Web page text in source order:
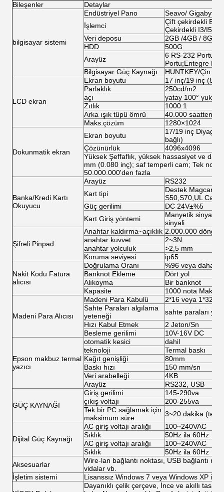
Bileşenler Detaylar
bilgisayar sistemi
Endüstriyel Pano
Seavo/ Gigabyte/
İşlemci
Çift çekirdekli
Çekirdekli I3/I5/I7
Veri deposu
2GB /4GB / 8GB
HDD
500G
Arayüz
6 RS-232 Portu;1
Portu;Entegre Net
Bilgisayar Güç Kaynağı
HUNTKEY/Çin
LCD ekran
Ekran boyutu
17 inç/19 inç (8
Parlaklık
250cd/m2
açı
yatay 100°
Zıtlık
1000:1
Arka ışık tüpü ömrü
40.000 saatten
Maks.çözüm
1280×1024
Dokunmatik ekran
Ekran boyutu
17/19 inç
bağlı)
Çözünürlük
4096x4096
Yüksek Şeffaflık, yüksek hassasiyet ve
mm (0.080 inç); saf temperli cam; Tek
50.000.000'den fazla
Banka/Kredi Kartı
Okuyucu
Arayüz
RS232
Kart tipi
Destek Magcard,
S50,S70,UL Card
Güç gerilimi
DC 24V±%5
Kart Giriş yöntemi
Manyetik sinyal,
sinyali
Şifreli Pinpad
Anahtar kaldırma~açıklık 2.000.000 döngü
anahtar kuvvet
2~3N
anahtar yolculuk
>2,5 mm
Koruma seviyesi
ip65
Nakit Kodu Fatura
alıcısı
Doğrulama Oranı
%96 veya daha
Banknot Ekleme
Dört yol
Alıkoyma
Bir banknot
Kapasite
1000 nota Maks
Madeni Para Alıcısı
Madeni Para Kabulü
2*16 veya 1*32
Sahte Paraları algılama
yeteneği
sahte paraları
Hızı Kabul Etmek
2 Jeton/Sn
Besleme gerilimi
10V-16V DC
Epson makbuz termal
yazıcı
otomatik kesici
dahil
teknoloji
Termal baskı
Kağıt genişliği
80mm
Baskı hızı
150 mm/sn
Veri arabelleği
4KB
Arayüz
RS232, USB
GÜÇ KAYNAĞI
Giriş gerilimi
145-290va
çıkış voltajı
200-255va
Tek bir PC sağlamak için
maksimum süre
3~20 dakika (tek
Dijital Güç Kaynağı
AC giriş voltajı aralığı
100~240VAC
Sıklık
50Hz ila 60Hz
AC giriş voltajı aralığı
100~240VAC
Sıklık
50Hz ila 60Hz
Aksesuarlar
Wire-lan bağlantı noktası, USB bağlantı
vidalar vb.
İşletim sistemi
Lisanssız Windows 7 veya Windows XP
Dayanıklı çelik çerçeve, İnce ve akıllı